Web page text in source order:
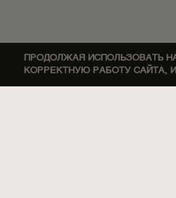
ПРОДОЛЖАЯ ИСПОЛЬЗОВАТЬ
КОРРЕКТНУЮ РАБОТУ САЙТА,